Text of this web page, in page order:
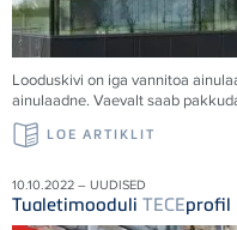
Looduskivi on iga vannitoa
ainulaadne. Vaevalt saab
LOE ARTIKLIT
10.10.2022 – UUDISED
Tualetimooduli TECEprofil